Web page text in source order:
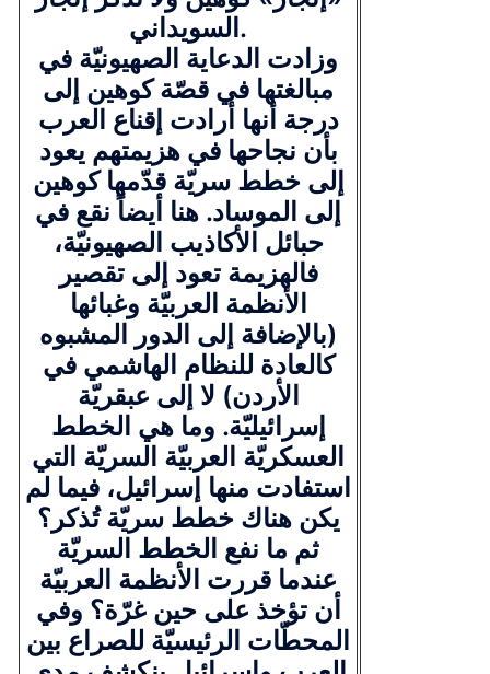
السويداني.
وزادت الدعاية الصهيونيّة في
مبالغتها في قصّة كوهين إلى
درجة أنها أرادت إقناع العرب
بأن نجاحها في هزيمتهم يعود
إلى خطط سريّة قدّمها كوهين
إلى الموساد. هنا أيضاً نقع في
حبائل الأكاذيب الصهيونيّة،
فالهزيمة تعود إلى تقصير
الأنظمة العربيّة وغبائها
(بالإضافة إلى الدور المشبوه
كالعادة للنظام الهاشمي في
الأردن) لا إلى عبقريّة
إسرائيليّة. وما هي الخطط
العسكريّة العربيّة السريّة التي
استفادت منها إسرائيل، فيما لم
يكن هناك خطط سريّة تُذكر؟
ثم ما نفع الخطط السريّة
عندما قررت الأنظمة العربيّة
أن تؤخذ على حين غرّة؟ وفي
المحطّات الرئيسيّة للصراع بين